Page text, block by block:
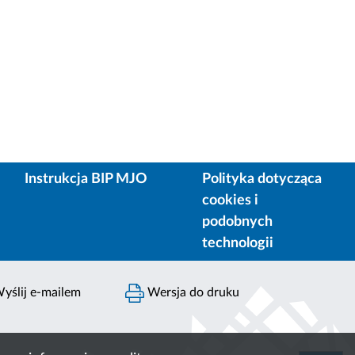
Instrukcja BIP MJO
Polityka dotycząca
cookies i
podobnych
technologii
e-mailem Wersja do druku